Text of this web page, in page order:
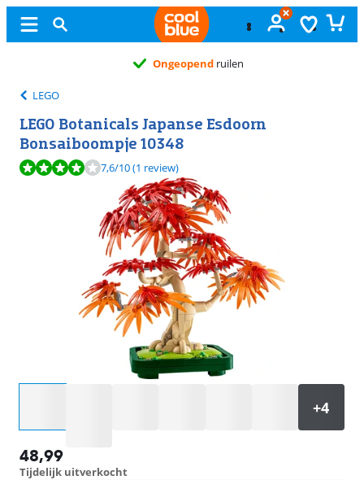
Ongeopend ruilen
LEGO
LEGO Botanicals Japanse Esdoorn
Bonsaiboompje 10348
Beoordeling is 7,6 van de 10, gebaseerd op 1 review.
7,6/10(1 review)
48,99
Tijdelijk uitverkocht